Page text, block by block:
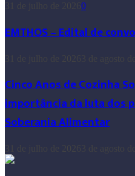
0
EMTHOS – Edital de
Cinco Anos de Cozinha
importância da luta dos
Soberania Alimentar